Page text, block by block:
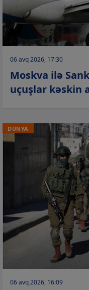
06 avq 2026, 17:30
Moskva ilə
uçuşlar kəskin
DÜNYA
06 avq 2026, 16:09